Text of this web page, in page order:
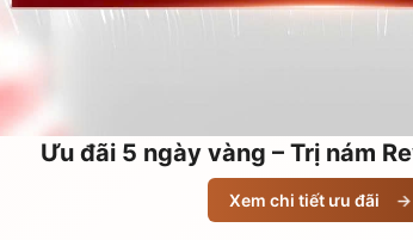
Ưu đãi 5 ngày vàng – Trị nám
Xem chi tiết ưu đãi →